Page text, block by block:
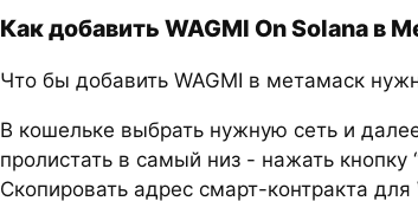
Как добавить WAGMI On Solana в
Что бы добавить WAGMI в метамаск
В кошельке выбрать нужную сеть и
пролистать в самый низ - нажать кнопку
Скопировать адрес смарт-контракта для